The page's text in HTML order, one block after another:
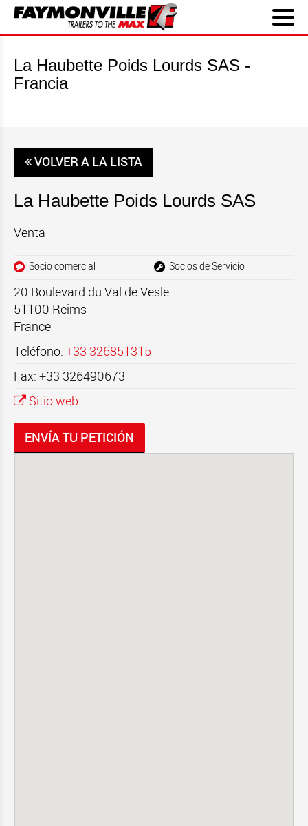
La Haubette Poids Lourds SAS -
Francia
VOLVER A LA LISTA
La Haubette Poids Lourds SAS
Venta
Socio comercial Socios de Servicio
20 Boulevard du Val de Vesle
51100 Reims
France
Teléfono: +33 326851315
Fax: +33 326490673
Sitio web
ENVÍA TU PETICIÓN